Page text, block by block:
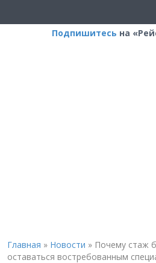
Подпишитесь на
Главная » Новости » Почему стаж
оставаться востребованным